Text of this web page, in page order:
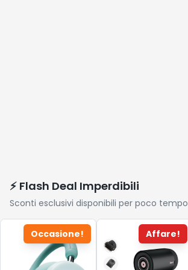
⚡ Flash Deal Imperdibili
Sconti esclusivi disponibili per poco tempo
Occasione! Affare!